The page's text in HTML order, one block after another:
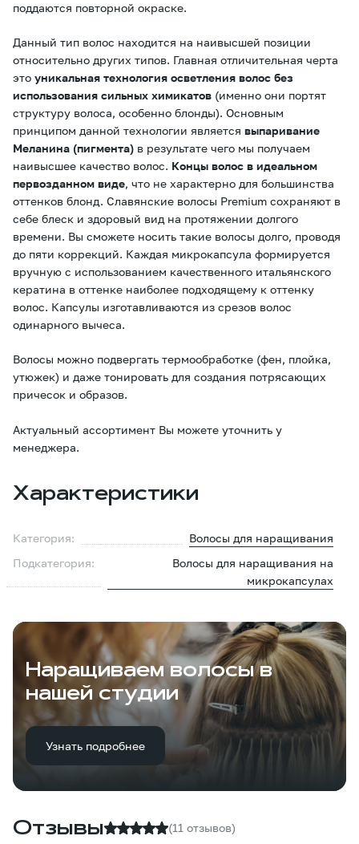
поддаются повторной окраске.
Данный тип волос находится на наивысшей позиции
относительно других типов. Главная отличительная черта
это уникальная технология осветления волос без
использования сильных химикатов (именно они портят
структуру волоса, особенно блонды). Основным
принципом данной технологии является выпаривание
Меланина (пигмента) в результате чего мы получаем
наивысшее качество волос. Концы волос в идеальном
первозданном виде, что не характерно для большинства
оттенков блонд. Славянские волосы Premium сохраняют в
себе блеск и здоровый вид на протяжении долгого
времени. Вы сможете носить такие волосы долго, проводя
до пяти коррекций. Каждая микрокапсула формируется
вручную с использованием качественного итальянского
кератина в оттенке наиболее подходящему к оттенку
волос. Капсулы изготавливаются из срезов волос
одинарного вычеса.
Волосы можно подвергать термообработке (фен, плойка,
утюжек) и даже тонировать для создания потрясающих
причесок и образов.
Актуальный ассортимент Вы можете уточнить у
менеджера.
Характеристики
Категория:
Волосы для наращивания
Подкатегория:
Волосы для наращивания на
микрокапсулах
Наращиваем волосы в
нашей студии
Узнать подробнее
Отзывы (11 отзывов)